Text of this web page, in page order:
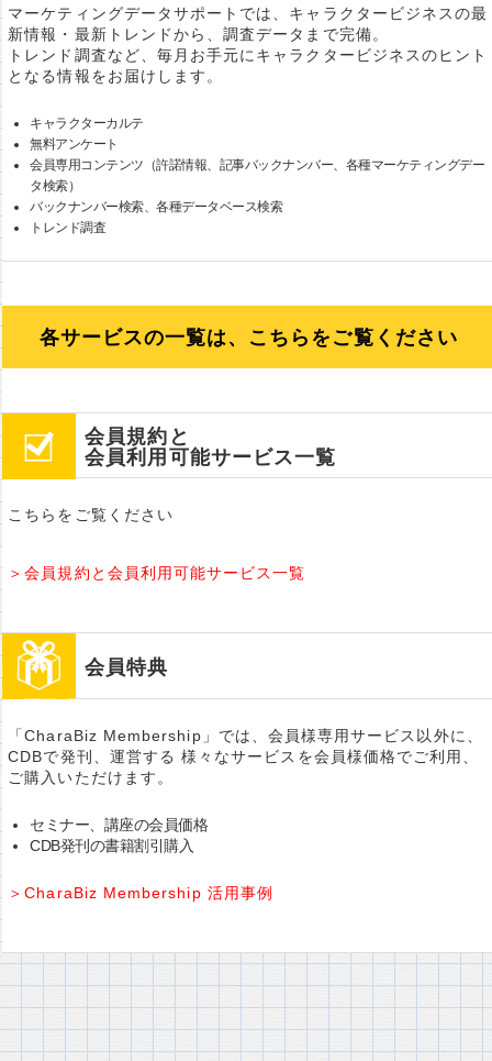
マーケティングデータサポートでは、キャラクタービジネスの最
新情報・最新トレンドから、調査データまで完備。
トレンド調査など、毎月お手元にキャラクタービジネスのヒント
となる情報をお届けします。
キャラクターカルテ
無料アンケート
会員専用コンテンツ（許諾情報、記事バックナンバー、各種マーケティングデー
タ検索）
バックナンバー検索、各種データベース検索
トレンド調査
各サービスの一覧は、こちらをご覧ください
会員規約と
会員利用可能サービス一覧
こちらをご覧ください
＞会員規約と会員利用可能サービス一覧
会員特典
「CharaBiz Membership」では、会員様専用サービス以外に、
CDBで発刊、運営する 様々なサービスを会員様価格でご利用、
ご購入いただけます。
セミナー、講座の会員価格
CDB発刊の書籍割引購入
＞CharaBiz Membership 活用事例